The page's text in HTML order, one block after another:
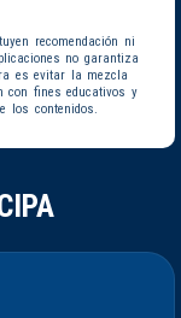
recomendación ni
no garantiza
es evitar la mezcla
con fines educativos y
los contenidos.